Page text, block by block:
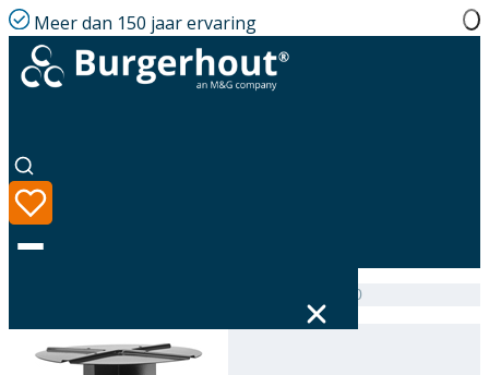
Meer dan 150 jaar ervaring
Roof terminal aeration AL 150